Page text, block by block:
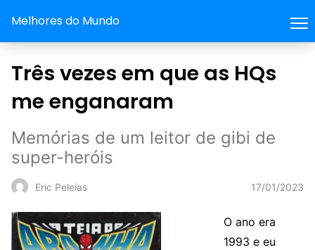
Melhores do Mundo
Três vezes em que as HQs
me enganaram
Memórias de um leitor de gibi de
super-heróis
Eric Peleias 17/01/2023
O ano era
1993 e eu